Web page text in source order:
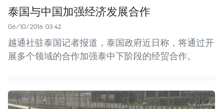
泰国与中国加强经济发展合作
06/10/2016 03:42
越通社驻泰国记者报道，泰国政府近日称，将通过开
展多个领域的合作加强泰中下阶段的经贸合作。